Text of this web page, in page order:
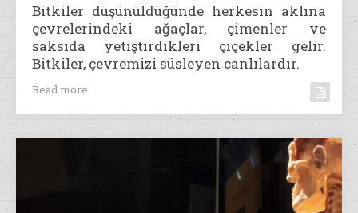
Bitkiler düşünüldüğünde herkesin aklına
çevrelerindeki ağaçlar, çimenler ve
saksıda yetiştirdikleri çiçekler gelir.
Bitkiler, çevremizi süsleyen canlılardır.
Read more